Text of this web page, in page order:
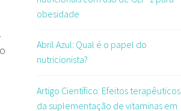
obesidade
Abril Azul: Qual é o papel do
nutricionista?
Artigo Científico: Efeitos terapêuticos
da suplementação de vitaminas em